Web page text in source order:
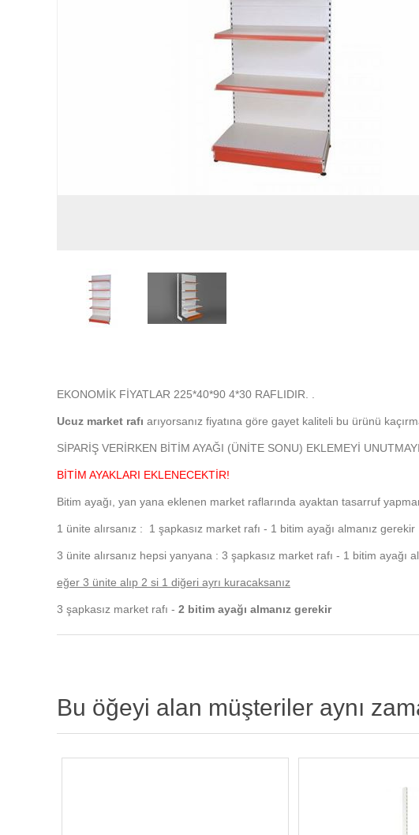
EKONOMİK FİYATLAR 225*40*90 4*30 RAFLIDIR. .
Ucuz market rafı arıyorsanız fiyatına göre gayet kaliteli bu ürünü
SİPARİŞ VERİRKEN BİTİM AYAĞI (ÜNİTE SONU) EKLEMEYİ
BİTİM AYAKLARI EKLENECEKTİR!
Bitim ayağı, yan yana eklenen market raflarında ayaktan tasarruf
1 ünite alırsanız : 1 şapkasız market rafı - 1 bitim ayağı almanız gerekir
3 ünite alırsanız hepsi yanyana : 3 şapkasız market rafı - 1 bitim ayağı
eğer 3 ünite alıp 2 si 1 diğeri ayrı kuracaksanız
3 şapkasız market rafı - 2 bitim ayağı almanız gerekir
Bu öğeyi alan müşteriler aynı